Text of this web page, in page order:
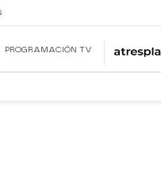
PROGRAMACIÓN TV